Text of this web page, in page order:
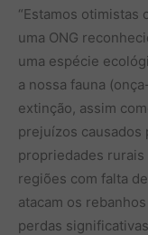
“Estamos otimistas
uma ONG
uma espécie
a nossa fauna
extinção, assim
prejuízos causados
propriedades rurais
regiões com falta
atacam os
perdas